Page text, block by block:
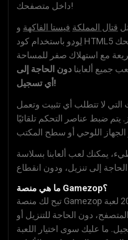
داخل متصفحك!
قتال المملكة فيستا الفاكهة و
لودو باستخدام كود HTML5 خفيف الوزن، مما يمنحك
مع استهلاك صفر للمساحة
جميع ألعابنا دون الحاجة إلى
أي تسجيل!
التي لا تتطلب أي تثبيت وتعمل
ضبط عناصر التحكم تلقائيًا
يمكنك لعب ألعابنا بسلاسة
ما هي منصة Gamezop؟
تيح لك منصة Gamezop الاستمتاع بأكثر من 200 لعبة
دون الحاجة للتنزيل أو
ما عليك سوى اختيار اللعبة